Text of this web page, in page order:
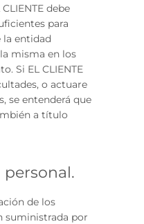
debe
para
entidad
misma en los
Si EL CLIENTE
o actuare
se entenderá que
a título
personal.
de los
suministrada por